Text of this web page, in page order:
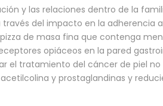
y las relaciones dentro de la
del impacto en la adherencia
de masa fina que contenga
opiáceos en la pared
el tratamiento del cáncer de piel
y prostaglandinas y